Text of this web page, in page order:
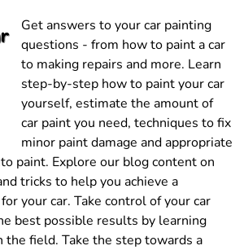
Get answers to your car painting
questions - from how to paint a car
to making repairs and more. Learn
step-by-step how to paint your car
yourself, estimate the amount of
car paint you need, techniques to fix
minor paint damage and appropriate
paint. Explore our blog content on
tricks to help you achieve a
your car. Take control of your car
best possible results by learning
the field. Take the step towards a